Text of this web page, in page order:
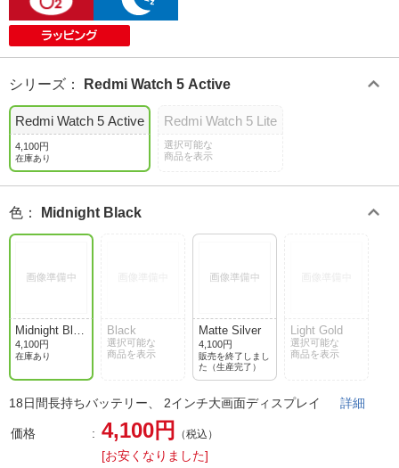
シリーズ ： Redmi Watch 5 Active
Redmi Watch 5 Active
4,100円
在庫あり
Redmi Watch 5 Lite
選択可能な
商品を表示
色 ： Midnight Black
Midnight Blac
k
4,100円
在庫あり
Black
選択可能な
商品を表示
Matte Silver
4,100円
販売を終了しまし
た（生産完了）
Light Gold
選択可能な
商品を表示
18日間長持ちバッテリー、 2インチ大画面ディスプレイ 詳細
価格 4,100円 （税込）
[お安くなりました]